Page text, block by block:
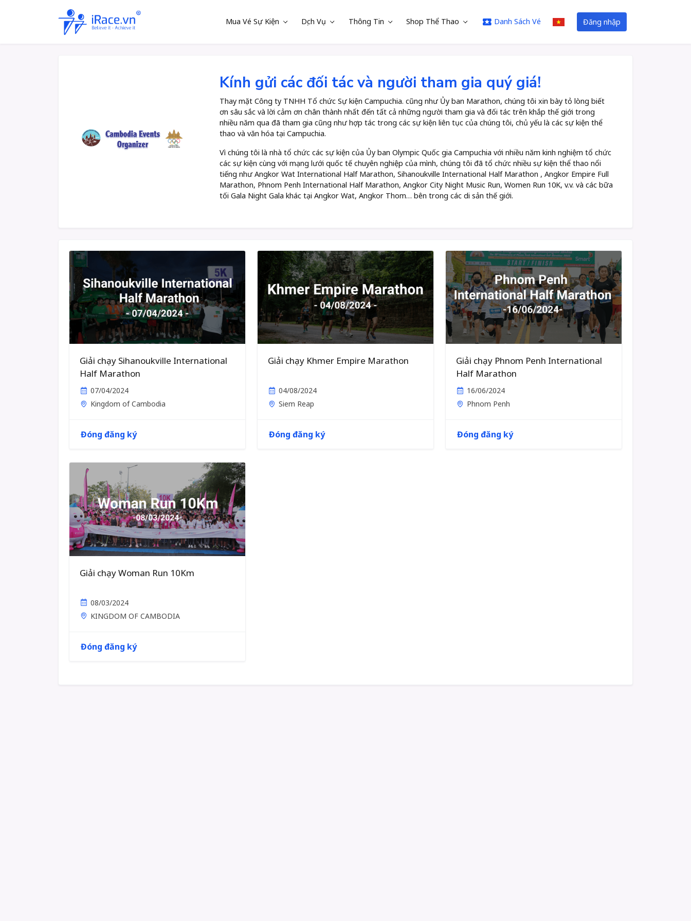
Mua Vé Sự Kiện Dịch Vụ Thông Tin Shop Thể Thao Danh Sách Vé Đăng nhập
Kính gửi các đối tác và người tham gia quý giá!
Thay mặt Công ty TNHH Tổ chức Sự kiện Campuchia. cũng như Ủy ban Marathon, chúng tôi xin bày tỏ lòng biết
ơn sâu sắc và lời cảm ơn chân thành nhất đến tất cả những người tham gia và đối tác trên khắp thế giới trong
nhiều năm qua đã tham gia cũng như hợp tác trong các sự kiện liên tục của chúng tôi, chủ yếu là các sự kiện thể
thao và văn hóa tại Campuchia.
Vì chúng tôi là nhà tổ chức các sự kiện của Ủy ban Olympic Quốc gia Campuchia với nhiều năm kinh nghiệm tổ chức
các sự kiện cùng với mạng lưới quốc tế chuyên nghiệp của mình, chúng tôi đã tổ chức nhiều sự kiện thể thao nổi
tiếng như Angkor Wat International Half Marathon, Sihanoukville International Half Marathon , Angkor Empire Full
Marathon, Phnom Penh International Half Marathon, Angkor City Night Music Run, Women Run 10K, v.v. và các bữa
tối Gala Night Gala khác tại Angkor Wat, Angkor Thom… bên trong các di sản thế giới.
Giải chạy Sihanoukville International
Half Marathon
07/04/2024
Kingdom of Cambodia
Đóng đăng ký
Giải chạy Khmer Empire Marathon
04/08/2024
Siem Reap
Đóng đăng ký
Giải chạy Phnom Penh International
Half Marathon
16/06/2024
Phnom Penh
Đóng đăng ký
Giải chạy Woman Run 10Km
08/03/2024
KINGDOM OF CAMBODIA
Đóng đăng ký